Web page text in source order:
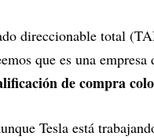
direccionable total
que es una
de compra
Tesla está